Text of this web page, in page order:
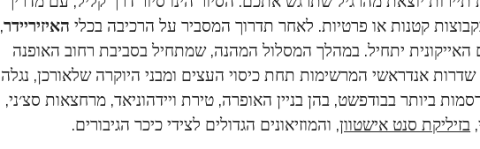
קטנות או פרטיות. לאחר תדרוך המסביר על הרכיבה בכלי האיזיריידר,
האייקונית יתחיל. במהלך המסלול המהנה, שמתחיל בסביבת רחוב האופנה
שדרות אנדראשי המרשימות תחת כיסוי העצים ומבני היוקרה שלאורכן, נגלה
ביותר בבודפשט, בהן בניין האופרה, טירת ויידהוניאד, מרחצאות סצ׳ני,
בזיליקת סנט אישטוון, והמוזיאונים הגדולים לצידי כיכר הגיבורים.